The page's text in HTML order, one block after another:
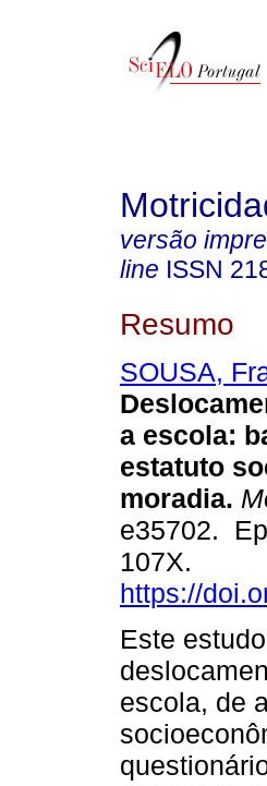
versão
line ISSN
Resumo
SOUSA,
a escola:
estatuto
moradia.
e35702.
107X.
https://
Este
escola, de